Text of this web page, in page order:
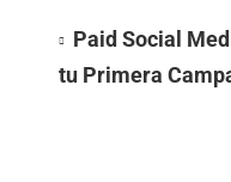
Paid Social
tu Primera